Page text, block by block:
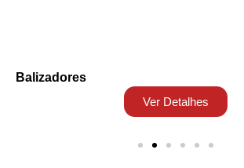
Balizadores
Ver Detalhes